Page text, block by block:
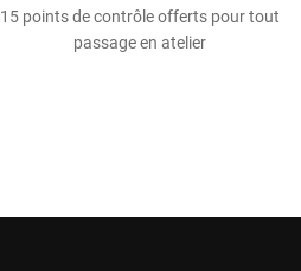
15 points de contrôle offerts pour tout
passage en atelier